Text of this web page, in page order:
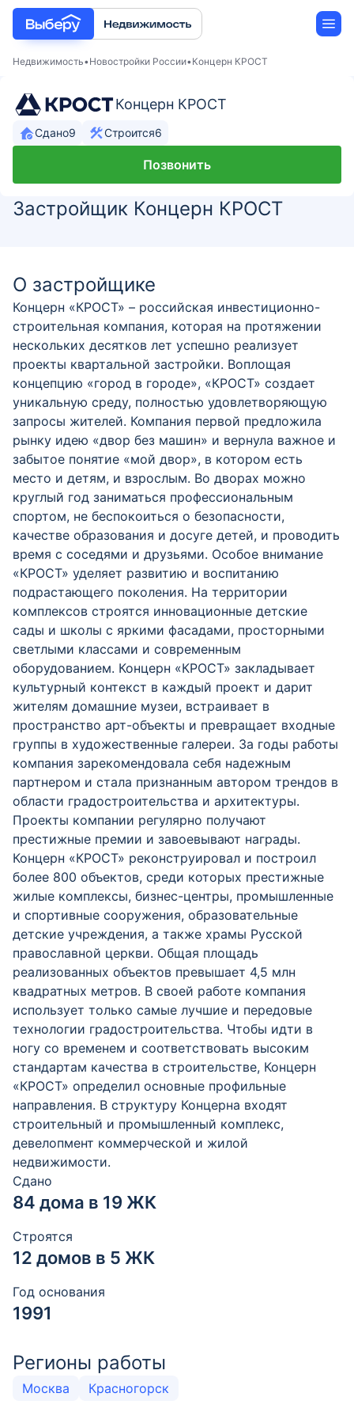
Новостройки
Застройщики
Ипотека
Недвижимость Новостройки России Концерн КРОСТ
Концерн КРОСТ
Сдано9 Строится6
Позвонить
Застройщик Концерн КРОСТ
О застройщике
Концерн «КРОСТ» – российская инвестиционно-
строительная компания, которая на протяжении
нескольких десятков лет успешно реализует
проекты квартальной застройки. Воплощая
концепцию «город в городе», «КРОСТ» создает
уникальную среду, полностью удовлетворяющую
запросы жителей. Компания первой предложила
рынку идею «двор без машин» и вернула важное и
забытое понятие «мой двор», в котором есть
место и детям, и взрослым. Во дворах можно
круглый год заниматься профессиональным
спортом, не беспокоиться о безопасности,
качестве образования и досуге детей, и проводить
время с соседями и друзьями. Особое внимание
«КРОСТ» уделяет развитию и воспитанию
подрастающего поколения. На территории
комплексов строятся инновационные детские
сады и школы с яркими фасадами, просторными
светлыми классами и современным
оборудованием. Концерн «КРОСТ» закладывает
культурный контекст в каждый проект и дарит
жителям домашние музеи, встраивает в
пространство арт-объекты и превращает входные
группы в художественные галереи. За годы работы
компания зарекомендовала себя надежным
партнером и стала признанным автором трендов в
области градостроительства и архитектуры.
Проекты компании регулярно получают
престижные премии и завоевывают награды.
Концерн «КРОСТ» реконструировал и построил
более 800 объектов, среди которых престижные
жилые комплексы, бизнес-центры, промышленные
и спортивные сооружения, образовательные
детские учреждения, а также храмы Русской
православной церкви. Общая площадь
реализованных объектов превышает 4,5 млн
квадратных метров. В своей работе компания
использует только самые лучшие и передовые
технологии градостроительства. Чтобы идти в
ногу со временем и соответствовать высоким
стандартам качества в строительстве, Концерн
«КРОСТ» определил основные профильные
направления. В структуру Концерна входят
строительный и промышленный комплекс,
девелопмент коммерческой и жилой
недвижимости.
Сдано
84 дома в 19 ЖК
Строятся
12 домов в 5 ЖК
Год основания
1991
Регионы работы
Москва Красногорск